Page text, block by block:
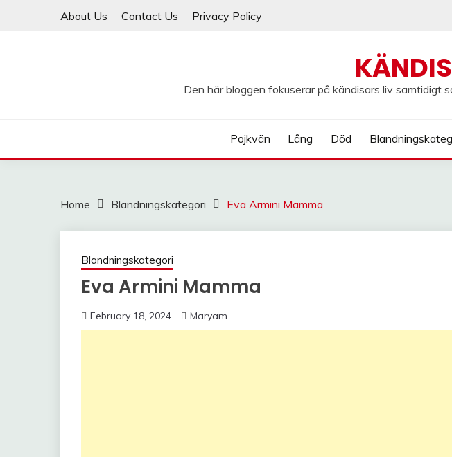
About Us Contact Us Privacy Policy
Den här bloggen fokuserar på kändisars liv samtidigt
Pojkvän Lång Död
Home Blandningskategori Eva Armini Mamma
Blandningskategori
Eva Armini Mamma
February 18, 2024 Maryam